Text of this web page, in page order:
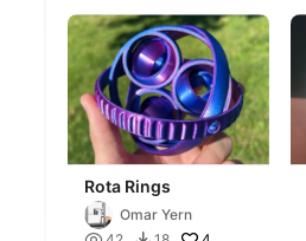
Rota Rings
Omar Yern